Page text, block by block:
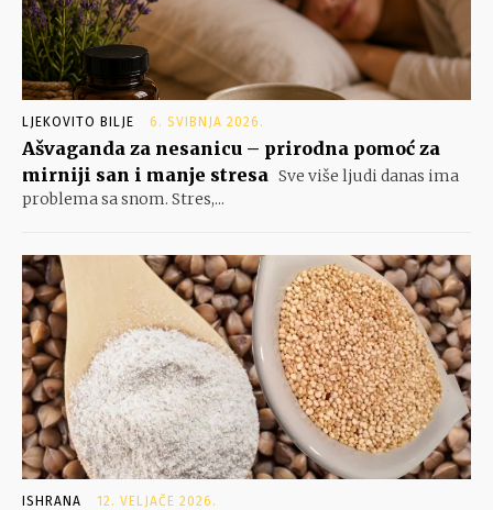
LJEKOVITO BILJE 6. SVIBNJA 2026.
Ašvaganda za nesanicu – prirodna pomoć za
mirniji san i manje stresa Sve više ljudi danas ima
problema sa snom. Stres,...
ISHRANA 12. VELJAČE 2026.